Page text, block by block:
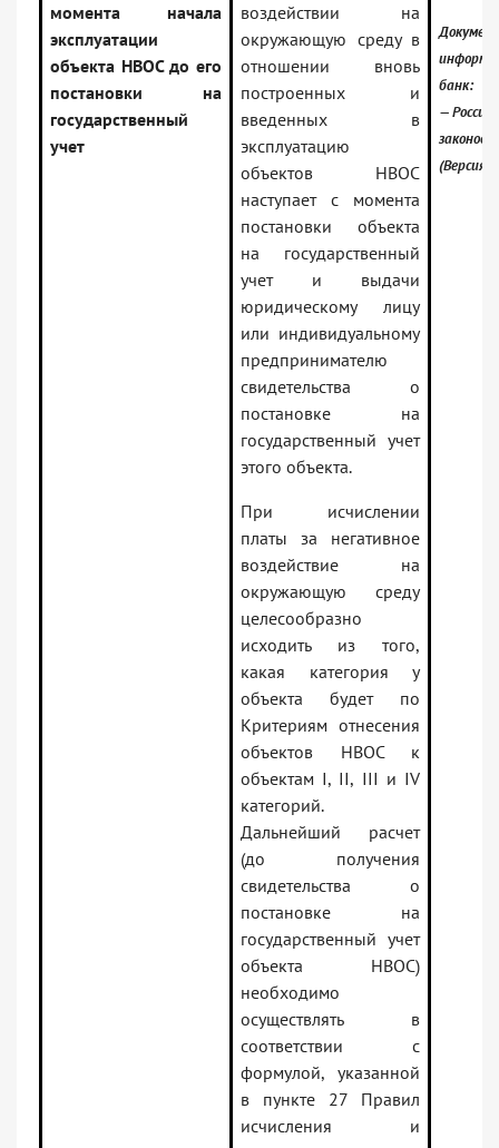
момента начала
эксплуатации
объекта НВОС до его
постановки на
государственный
учет
воздействии на
окружающую среду в
отношении вновь
построенных и
введенных в
эксплуатацию
объектов НВОС
наступает с момента
постановки объекта
на государственный
учет и выдачи
юридическому лицу
или индивидуальному
предпринимателю
свидетельства о
постановке на
государственный учет
этого объекта.
При исчислении
платы за негативное
воздействие на
окружающую среду
целесообразно
исходить из того,
какая категория у
объекта будет по
Критериям отнесения
объектов НВОС к
объектам I, II, III и IV
категорий.
Дальнейший расчет
(до получения
свидетельства о
постановке на
государственный учет
объекта НВОС)
необходимо
осуществлять в
соответствии с
формулой, указанной
в пункте 27 Правил
исчисления и
банк:
—
(Версия